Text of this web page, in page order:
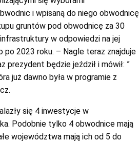
i wpisaną do niego obwodnicę
gruntów pod obwodnicę za 30
w odpowiedzi na jej
2023 roku. – Nagle teraz znajduje
będzie jeździł i mówił: ”
już dawno była w programie z
się 4 inwestycje w
Podobnie tylko 4 obwodnice mają
województwa mają ich od 5 do